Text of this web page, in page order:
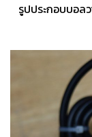
รูปประกอบบอล